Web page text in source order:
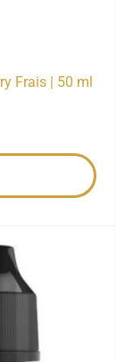
Frais | 50 ml